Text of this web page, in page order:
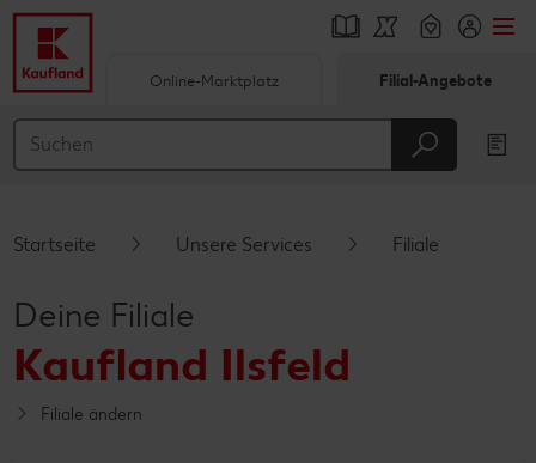
Hauptinhalt
Online-Marktplatz Filial-Angebote
Startseite Unsere Services Filiale
Deine Filiale
Kaufland Ilsfeld
Filiale ändern